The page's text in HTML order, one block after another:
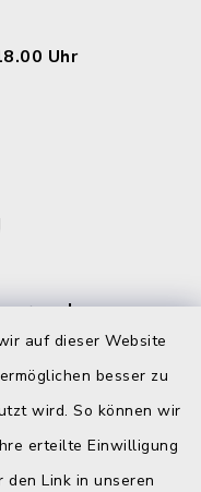
auf dieser Website
besser zu
wird. So können wir
erteilte Einwilligung
Link in unseren
Uhr
nach
04384 5979-